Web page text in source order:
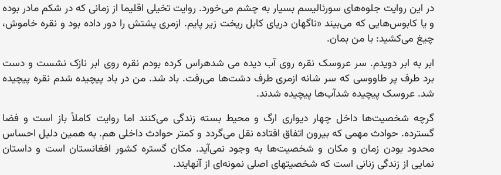
در این روایت جلوه‌های سورئالیسم بسیار به چشم می‌خورد. روایت تخیلی اقلیما از زمانی که در شکم مادر بوده
و یا کابوس‌هایی که می‌بیند «ناگهان دریای کابل ریخت زیر پایم. ازمری پشتش را دور داده بود و نقره خاموش،
چیغ می‌کشید: با من بمان.
ابر به ابر دویدم. سر عروسک نقره روی آب دیده می شدهراس کرده بودم نقره روی ابر نازک نشست و دست
برد طرف پر طاووسی که سر شانه ازمری طرف دشت‌ها می‌رفت. باد شد. من در باد پیچیده شدم نقره پیچیده
شد. عروسک پیچیده شدآب‌ها پیچیده شدند.
گر‌چه شخصیت‌ها داخل چهار دیواری ارگ و محیط بسته زندگی می‌کنند اما روایت کاملاً باز است و فضا
گسترده. حوادث مهمی که بیرون اتفاق افتاده نقل می‌گردد و کمتر حوادث داخلی هم. به همین دلیل احساس
محدود بودن زمان و مکان و شخصیت‌ها به وجود نمی‌آید. مکان گستره کشور افغانستان است و داستان
نمایی از زندگی زنانی است که شخصیتهای اصلی نمونه‌ای از آنهایند.